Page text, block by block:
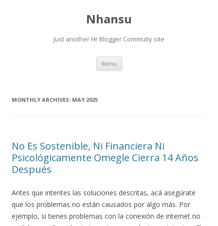
Nhansu
Just another Hr Blogger Commutiy site
Menu Skip to content
MONTHLY ARCHIVES: MAY 2025
No Es Sostenible, Ni Financiera Ni
Psicológicamente Omegle Cierra 14 Años
Después
Antes que intentes las soluciones descritas, acá asegúrate
que los problemas no están causados por algo más. Por
ejemplo, si tienes problemas con la conexión de internet no